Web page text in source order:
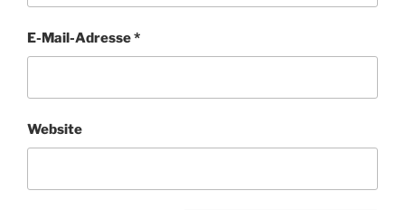
E-Mail-Adresse*
Website